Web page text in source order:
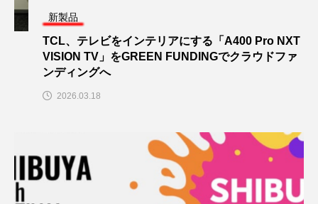
新製品
TCL、テレビをインテリアにする「A400 Pro NXT
VISION TV」をGREEN FUNDINGでクラウドファ
ンディングへ
2026.03.18